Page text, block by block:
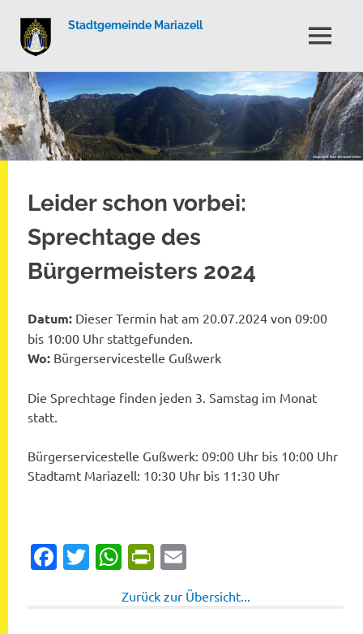
Zum
Inhalt
springen
Stadtgemeinde Mariazell
MENÜ
Leider schon vorbei:
Sprechtage des
Bürgermeisters 2024
Datum: Dieser Termin hat am 20.07.2024 von 09:00
bis 10:00 Uhr stattgefunden.
Wo: Bürgerservicestelle Gußwerk
Die Sprechtage finden jeden 3. Samstag im Monat
statt.
Bürgerservicestelle Gußwerk: 09:00 Uhr bis 10:00 Uhr
Stadtamt Mariazell: 10:30 Uhr bis 11:30 Uhr
Facebook
Twitter
WhatsApp
PrintFriendly
Zurück zur Übersicht...